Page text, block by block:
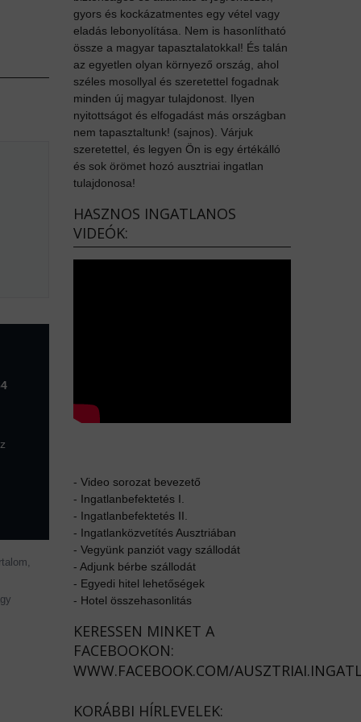
gyors és kockázatmentes egy vétel vagy
eladás lebonyolítása. Nem is hasonlítható
össze a magyar tapasztalatokkal! És talán
az egyetlen olyan környező ország, ahol
széles mosollyal és szeretettel fogadnak
minden új magyar tulajdonost. Ilyen
nyitottságot és elfogadást más országban
nem tapasztaltunk! (sajnos). Várjuk
szeretettel, és legyen Ön is egy értékálló
és sok örömet hozó ausztriai ingatlan
tulajdonosa!
HASZNOS INGATLANOS
VIDEÓK:
- Video sorozat bevezető
- Ingatlanbefektetés I.
- Ingatlanbefektetés II.
- Ingatlanközvetítés Ausztriában
- Vegyünk panziót vagy szállodát
- Adjunk bérbe szállodát
- Egyedi hitel lehetőségek
- Hotel összehasonlitás
KERESSEN MINKET A
FACEBOOKON:
WWW.FACEBOOK.COM/
KORÁBBI HÍRLEVELEK: